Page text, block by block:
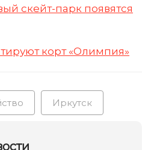
скейт-парк появятся
корт «Олимпия»
Иркутск